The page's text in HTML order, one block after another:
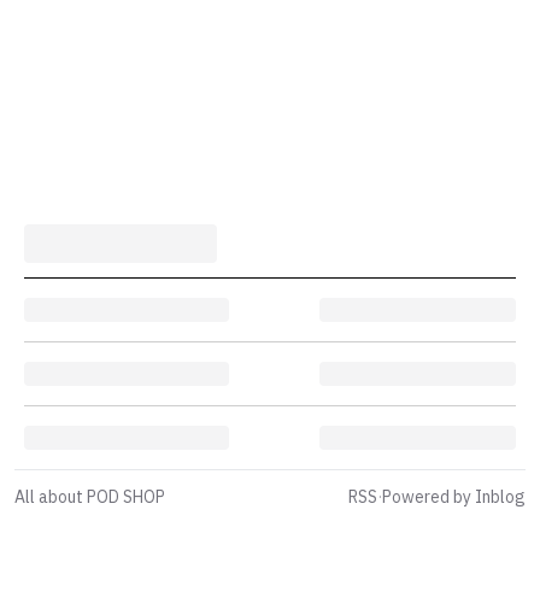
All about POD SHOP RSS·Powered by Inblog